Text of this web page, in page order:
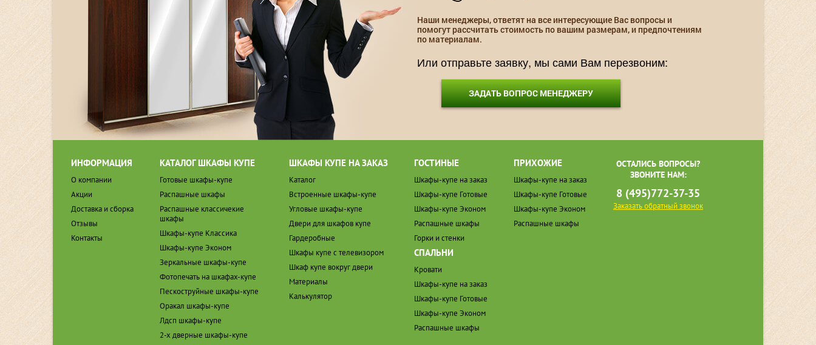
Наши менеджеры, ответят на все интересующие Вас вопросы и
помогут рассчитать стоимость по вашим размерам, и предпочтениям
по материалам.
Или отправьте заявку, мы сами Вам перезвоним:
ЗАДАТЬ ВОПРОС МЕНЕДЖЕРУ
ИНФОРМАЦИЯ
О компании
Акции
Доставка и сборка
Отзывы
Контакты
КАТАЛОГ ШКАФЫ КУПЕ
Готовые шкафы-купе
Распашные шкафы
Распашные классичекие
шкафы
Шкафы-купе Классика
Шкафы-купе Эконом
Зеркальные шкафы-купе
Фотопечать на шкафах-купе
Пескоструйные шкафы-купе
Оракал шкафы-купе
Лдсп шкафы-купе
2-х дверные шкафы-купе
ШКАФЫ КУПЕ НА ЗАКАЗ
Каталог
Встроенные шкафы-купе
Угловые шкафы-купе
Двери для шкафов купе
Гардеробные
Шкафы купе с телевизором
Шкаф купе вокруг двери
Материалы
Калькулятор
ГОСТИНЫЕ
Шкафы-купе на заказ
Шкафы-купе Готовые
Шкафы-купе Эконом
Распашные шкафы
Горки и стенки
СПАЛЬНИ
Кровати
Шкафы-купе на заказ
Шкафы-купе Готовые
Шкафы-купе Эконом
Распашные шкафы
ПРИХОЖИЕ
Шкафы-купе на заказ
Шкафы-купе Готовые
Шкафы-купе Эконом
Распашные шкафы
ОСТАЛИСЬ ВОПРОСЫ?
ЗВОНИТЕ НАМ:
8 (495)772-37-35
Заказать обратный звонок